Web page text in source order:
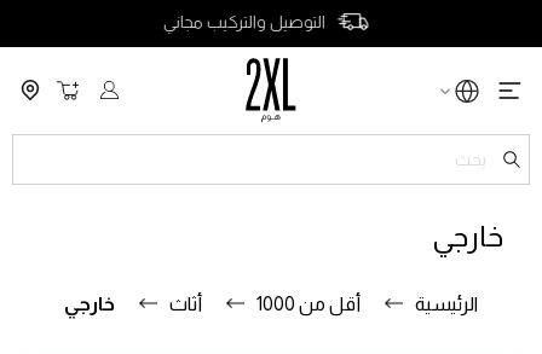
التوصيل والتركيب مجاني
سلة
خارجي
الرئيسية أقل من 1000 أثاث خارجي